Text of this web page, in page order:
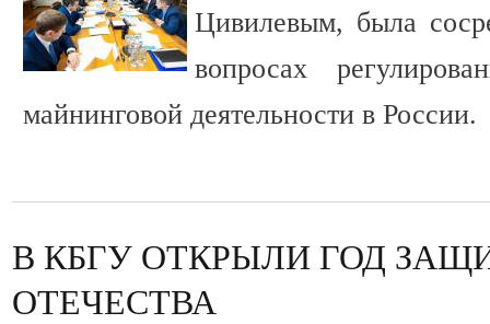
Цивилевым, была
вопросах
майнинговой деятельности в России.
В КБГУ ОТКРЫЛИ ГОД
ОТЕЧЕСТВА